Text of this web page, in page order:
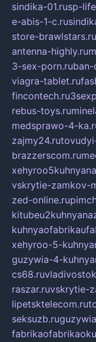
sindika-01.rusp-
e-abis-1-c.ru
store-brawlstars.ru
antenna-highly.ru
3-sex-porn.ruban-
viagra-tablet.ru
fincontech.ru
rebus-toys.ru
medsprawo-4-
zajmy24.ru
brazzerscom.ru
vskrytie-zamkov-
zed-online.ru
xehyroo-5-
guzywia-4-
cs68.ru
raszar.ruvskrytie-
lipetsktelecom.ru
seksuzb.ru